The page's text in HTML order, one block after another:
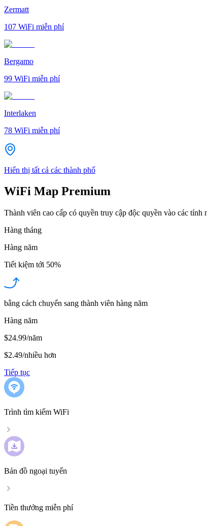
Zermatt
107 WiFi miễn phí
Bergamo
99 WiFi miễn phí
Interlaken
78 WiFi miễn phí
Hiển thị tất cả các thành phố
WiFi Map Premium
Thành viên cao cấp có quyền truy cập độc quyền vào các tính
Hàng tháng
Hàng năm
Tiết kiệm tới 50%
bằng cách chuyển sang thành viên hàng năm
Hàng năm
$24.99/năm
$2.49/nhiều hơn
Tiếp tục
Trình tìm kiếm WiFi
Bản đồ ngoại tuyến
Tiền thưởng miễn phí